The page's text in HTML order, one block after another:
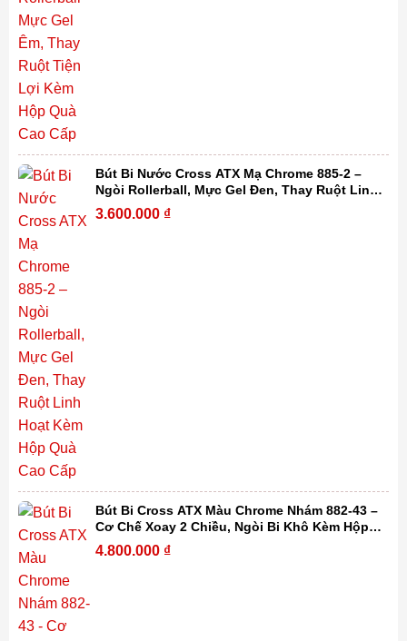
Bút Bi Nước Cross ATX Mạ Chrome 885-2 –
Ngòi Rollerball, Mực Gel Đen, Thay Ruột Linh
Hoạt Kèm Hộp Quà Cao Cấp
3.600.000 ₫
Bút Bi Cross ATX Màu Chrome Nhám 882-43 –
Cơ Chế Xoay 2 Chiều, Ngòi Bi Khô Kèm Hộp
Quà Cao Cấp
4.800.000 ₫